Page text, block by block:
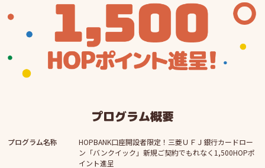
プログラム概要
プログラム名称
HOPBANK口座開設者限定！三菱ＵＦＪ銀行カードロー
ン「バンクイック」新規ご契約でもれなく1,500HOPポ
イント進呈